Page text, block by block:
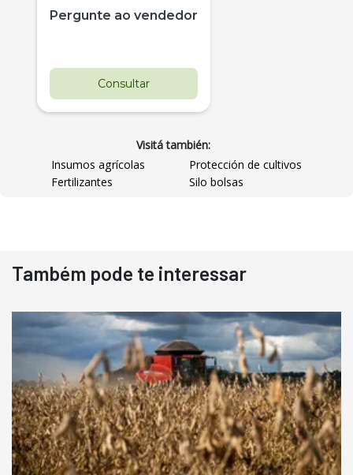
Pergunte ao vendedor
Consultar
Pá Carregadeira Cat 966
Ano 1987
R$ 145.000
Consultar
Visitá también:
Insumos agrícolas
Protección de cultivos
Fertilizantes
Silo bolsas
Também pode te interessar